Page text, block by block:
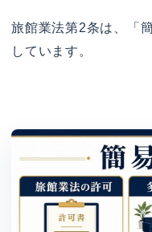
旅館業法第2条は、「
しています。